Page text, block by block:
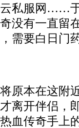
私服网……
没有一直留
需要白日门
原本在这附
离开伴侣，
血传奇手上